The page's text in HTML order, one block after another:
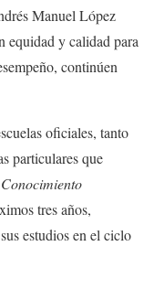
Manuel López
equidad y calidad para
continúen
oficiales, tanto
particulares que
tres años,
estudios en el ciclo